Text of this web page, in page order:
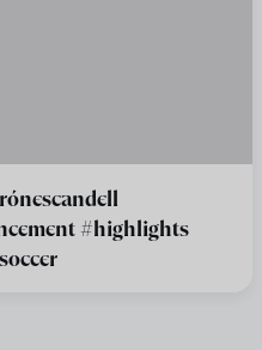
#highlights